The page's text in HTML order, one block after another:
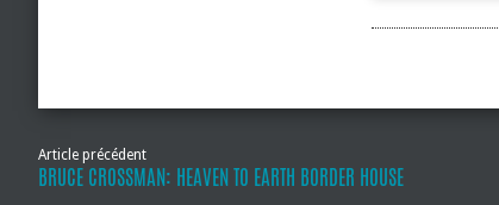
Article précédent
BRUCE CROSSMAN: HEAVEN TO EARTH BORDER HOUSE